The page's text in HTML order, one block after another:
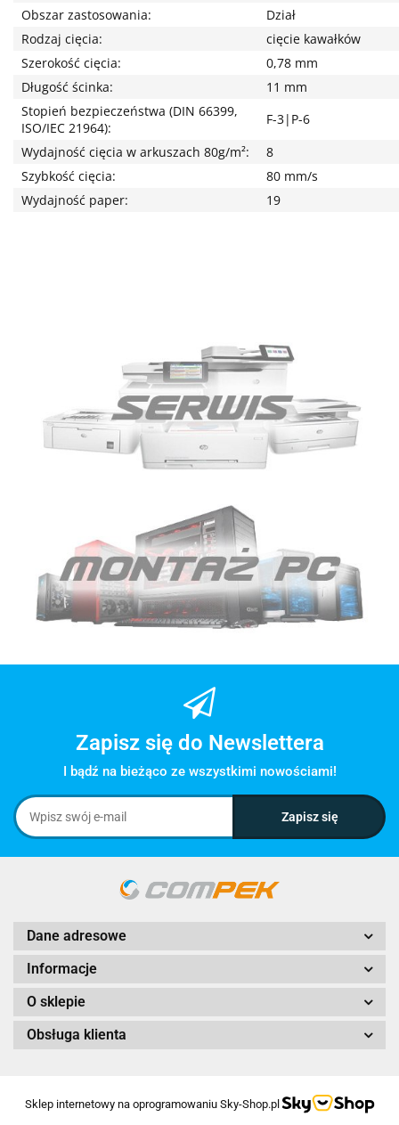
Obszar zastosowania:
Dział
Rodzaj cięcia:
cięcie kawałków
Szerokość cięcia:
0,78 mm
Długość ścinka:
11 mm
Stopień bezpieczeństwa (DIN 66399,
ISO/IEC 21964):
F-3|P-6
Wydajność cięcia w arkuszach 80g/m²:
8
Szybkość cięcia:
80 mm/s
Wydajność paper:
19
Zapisz się do Newslettera
I bądź na bieżąco ze wszystkimi nowościami!
Dane adresowe
Informacje
O sklepie
Obsługa klienta
Sklep internetowy na oprogramowaniu Sky-Shop.pl